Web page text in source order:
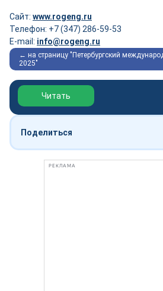
Сайт: www.rogeng.ru
Телефон: +7 (347) 286-59-53
E-mail: info@rogeng.ru
← на страницу "Петербургский
2025"
Обзор выставки Нефтегаз-
Читать
Поделиться
РЕКЛАМА